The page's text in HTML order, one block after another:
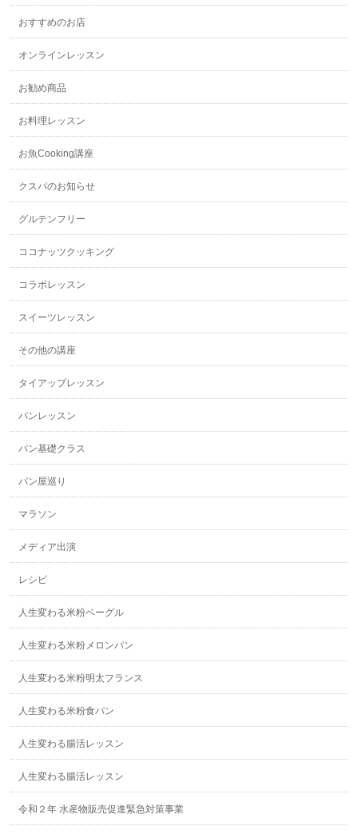
おすすめのお店
オンラインレッスン
お勧め商品
お料理レッスン
お魚Cooking講座
クスパのお知らせ
グルテンフリー
ココナッツクッキング
コラボレッスン
スイーツレッスン
その他の講座
タイアップレッスン
パンレッスン
パン基礎クラス
パン屋巡り
マラソン
メディア出演
レシピ
人生変わる米粉ベーグル
人生変わる米粉メロンパン
人生変わる米粉明太フランス
人生変わる米粉食パン
人生変わる腸活レッスン
人生変わる腸活レッスン
令和２年 水産物販売促進緊急対策事業